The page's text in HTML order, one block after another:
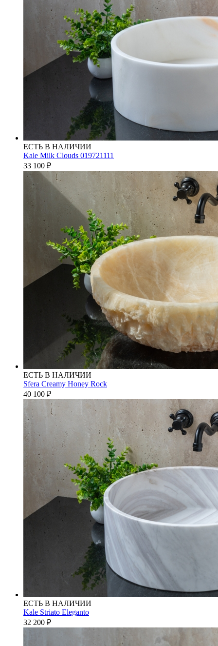
ЕСТЬ В НАЛИЧИИ
Kale Milk Clouds 019721111
33 100 ₽
ЕСТЬ В НАЛИЧИИ
Sfera Creamy Honey Rock
40 100 ₽
ЕСТЬ В НАЛИЧИИ
Kale Striato Eleganto
32 200 ₽